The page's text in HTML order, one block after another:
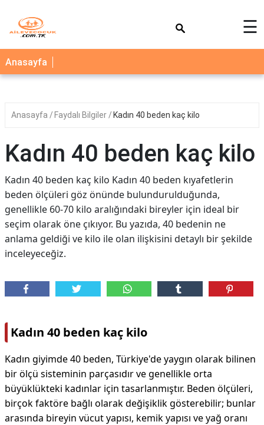
AİLE
ÇOCUK
SAĞLIK
BLOG
BİLGİLER
YEMEK
TARİFLERİ
☰
Anasayfa
Anasayfa Faydalı Bilgiler Kadın 40 beden kaç kilo
Kadın 40 beden kaç kilo
Kadın 40 beden kaç kilo Kadın 40 beden kıyafetlerin
beden ölçüleri göz önünde bulundurulduğunda,
genellikle 60-70 kilo aralığındaki bireyler için ideal bir
seçim olarak öne çıkıyor. Bu yazıda, 40 bedenin ne
anlama geldiği ve kilo ile olan ilişkisini detaylı bir şekilde
inceleyeceğiz.
Kadın 40 beden kaç kilo
Kadın giyimde 40 beden, Türkiye'de yaygın olarak bilinen
bir ölçü sisteminin parçasıdır ve genellikle orta
büyüklükteki kadınlar için tasarlanmıştır. Beden ölçüleri,
birçok faktöre bağlı olarak değişiklik gösterebilir; bunlar
arasında bireyin vücut yapısı, kemik yapısı ve yağ oranı